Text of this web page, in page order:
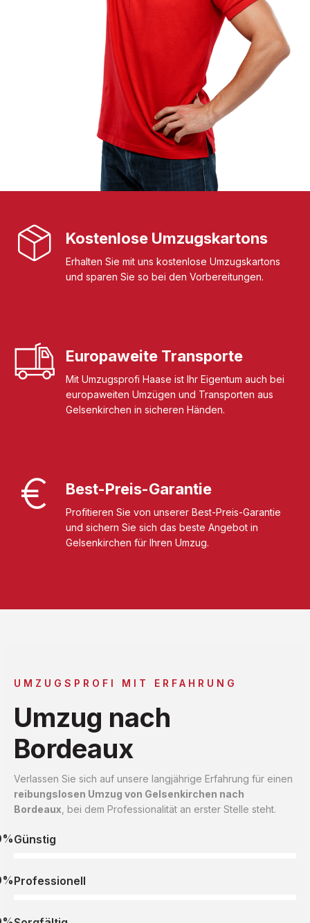
Kostenlose Umzugskartons
Erhalten Sie mit uns kostenlose Umzugskartons
und sparen Sie so bei den Vorbereitungen.
Europaweite Transporte
Mit Umzugsprofi Haase ist Ihr Eigentum auch bei
europaweiten Umzügen und Transporten aus
Gelsenkirchen in sicheren Händen.
Best-Preis-Garantie
Profitieren Sie von unserer Best-Preis-Garantie
und sichern Sie sich das beste Angebot in
Gelsenkirchen für Ihren Umzug.
UMZUGSPROFI MIT ERFAHRUNG
Umzug nach
Bordeaux
Verlassen Sie sich auf unsere langjährige Erfahrung für einen
reibungslosen Umzug von Gelsenkirchen nach
Bordeaux , bei dem Professionalität an erster Stelle steht.
Günstig
Professionell